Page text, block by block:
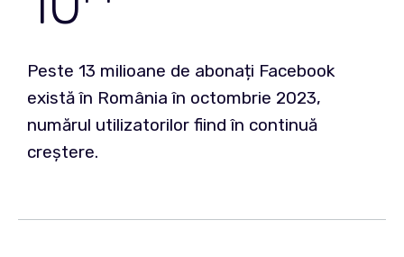
Peste 13 milioane de abonați Facebook
există în România în octombrie 2023,
numărul utilizatorilor fiind în continuă
creștere.